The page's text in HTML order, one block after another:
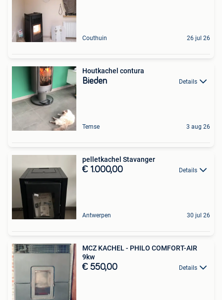
Couthuin 26 jul 26
Houtkachel contura
Bieden Details
Temse 3 aug 26
pelletkachel Stavanger
€ 1.000,00 Details
Antwerpen 30 jul 26
MCZ KACHEL - PHILO COMFORT-AIR
9kw
€ 550,00 Details